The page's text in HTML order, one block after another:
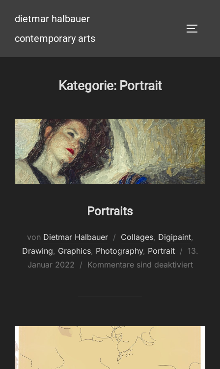
Inhalt
springen
dietmar halbauer
contemporary arts
Kategorie: Portrait
Portraits
von Dietmar Halbauer Collages, Digipaint,
Drawing, Graphics, Photography, Portrait
am
13.
Januar 2022
Kommentare sind deaktiviert